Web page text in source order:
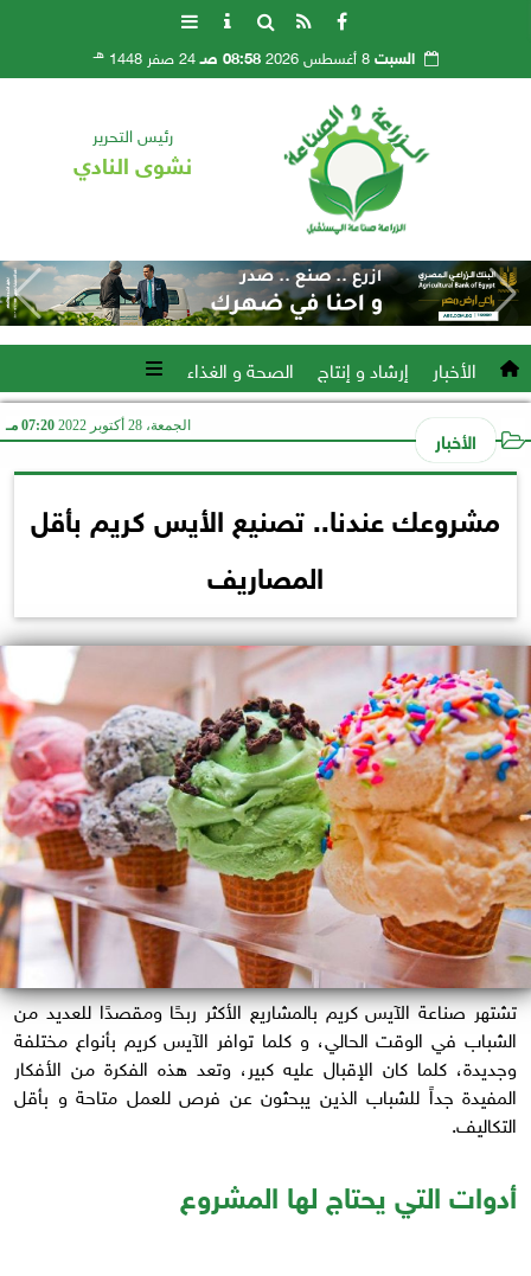
السبت8 أغسطس 2026 08:58 صـ 24 صفر 1448 هـ
رئيس التحرير
نشوى النادي
الأخبار إرشاد و إنتاج الصحة و الغذاء
الأخبار الجمعة، 28 أكتوبر 2022 07:20 مـ
مشروعك عندنا.. تصنيع الأيس كريم بأقل
المصاريف
تشتهر صناعة الآيس كريم بالمشاريع الأكثر ربحًا ومقصدًا للعديد من
الشباب في الوقت الحالي، و كلما توافر الآيس كريم بأنواع مختلفة
وجديدة، كلما كان الإقبال عليه كبير، وتعد هذه الفكرة من الأفكار
المفيدة جداً للشباب الذين يبحثون عن فرص للعمل متاحة و بأقل
التكاليف.
أدوات التي يحتاج لها المشروع